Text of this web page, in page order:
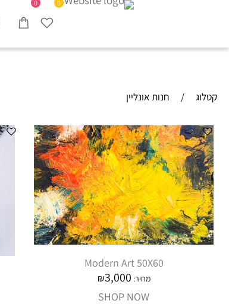
0
0
קטלוג
/ חנות אונליין
Modern Art 50X60
מחיר: ₪3,000
SHOP NOW